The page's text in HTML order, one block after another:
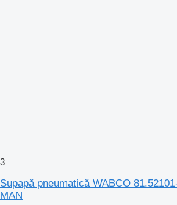
3
Supapă pneumatică WABCO
MAN